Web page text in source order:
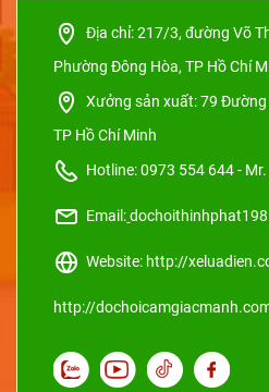
Địa chỉ:217/3, đường Võ
Phường Đông Hòa, TP Hồ Chí
Xưởng sản xuất:79 Đường
TP Hồ Chí Minh
Hotline: 0973 554 644 -
Email:
Website: http://
http://